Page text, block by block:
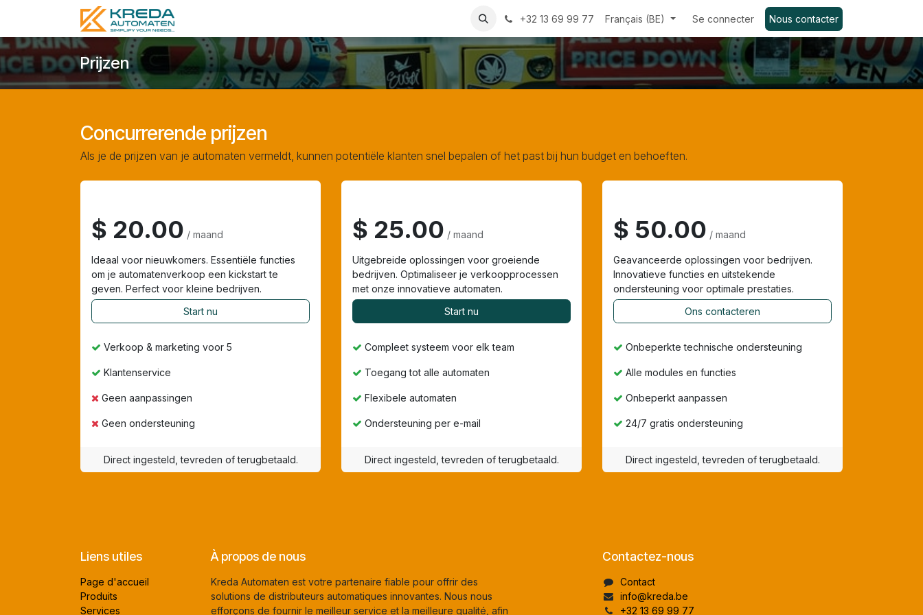
Se rendre au contenu
+32 13 69 99 77 Français (BE) Se connecter Nous contacter
Prijzen
Concurrerende prijzen
Als je de prijzen van je automaten vermeldt, kunnen potentiële klanten snel bepalen of het past bij hun budget en behoeften.
$ 20.00 / maand
Ideaal voor nieuwkomers. Essentiële functies
om je automatenverkoop een kickstart te
geven. Perfect voor kleine bedrijven.
Start nu
Verkoop & marketing voor 5
Klantenservice
Geen aanpassingen
Geen ondersteuning
Direct ingesteld, tevreden of terugbetaald.
$ 25.00 / maand
Uitgebreide oplossingen voor groeiende
bedrijven. Optimaliseer je verkoopprocessen
met onze innovatieve automaten.
Start nu
Compleet systeem voor elk team
Toegang tot alle automaten
Flexibele automaten
Ondersteuning per e-mail
Direct ingesteld, tevreden of terugbetaald.
$ 50.00 / maand
Geavanceerde oplossingen voor bedrijven.
Innovatieve functies en uitstekende
ondersteuning voor optimale prestaties.
Ons contacteren
Onbeperkte technische ondersteuning
Alle modules en functies
Onbeperkt aanpassen
24/7 gratis ondersteuning
Direct ingesteld, tevreden of terugbetaald.
Liens utiles
Page d'accueil
Produits
Services
À propos de nous
Kreda Automaten est votre partenaire fiable pour offrir des
solutions de distributeurs automatiques innovantes. Nous nous
efforçons de fournir le meilleur service et la meilleure qualité, afin
Contactez-nous
Contact
info@kreda.be
+32 13 69 99 77